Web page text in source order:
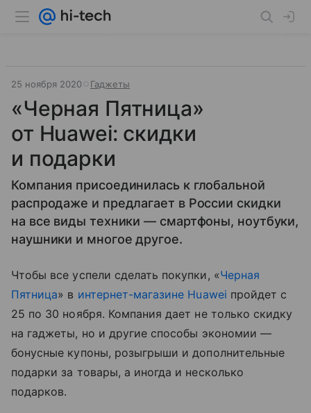
25 ноября 2020 Гаджеты
«Черная Пятница»
от Huawei: скидки
и подарки
Компания присоединилась к глобальной
распродаже и предлагает в России скидки
на все виды техники — смартфоны, ноутбуки,
наушники и многое другое.
Чтобы все успели сделать покупки, «Черная
Пятница» в интернет-магазине Huawei пройдет с
25 по 30 ноября. Компания дает не только скидку
на гаджеты, но и другие способы экономии —
бонусные купоны, розыгрыши и дополнительные
подарки за товары, а иногда и несколько
подарков.